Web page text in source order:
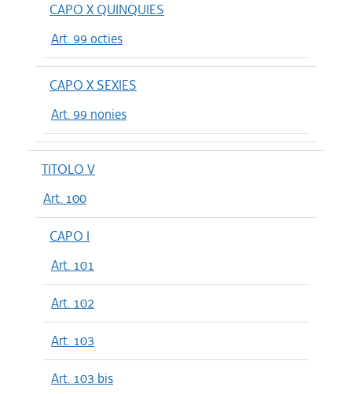
CAPO X QUINQUIES
Art. 99 octies
CAPO X SEXIES
Art. 99 nonies
TITOLO V
Art. 100
CAPO I
Art. 101
Art. 102
Art. 103
Art. 103 bis